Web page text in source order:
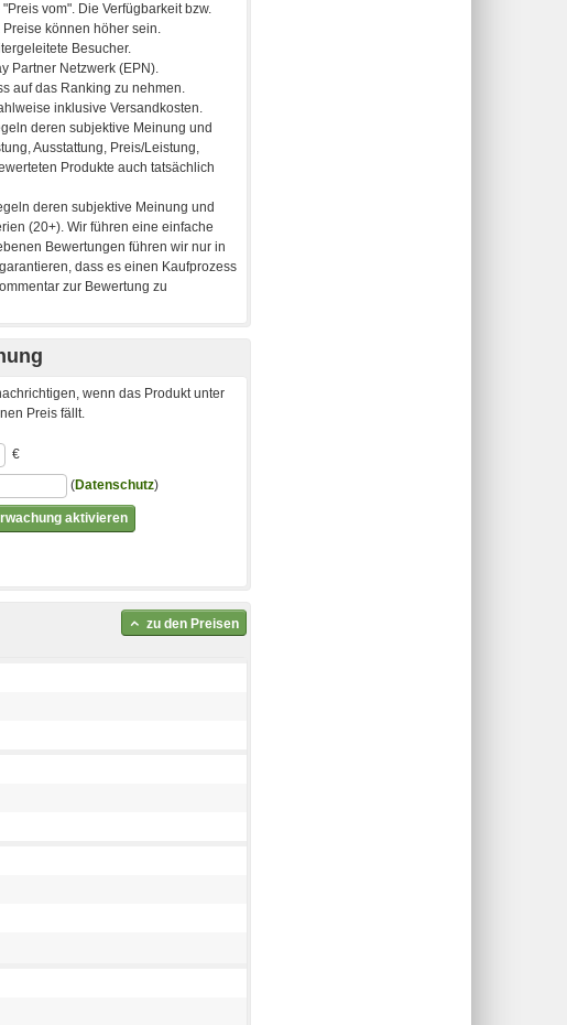
wenn das Produkt unter
Preis fällt.
aktivieren
€
(Datenschutz)
zu den Preisen